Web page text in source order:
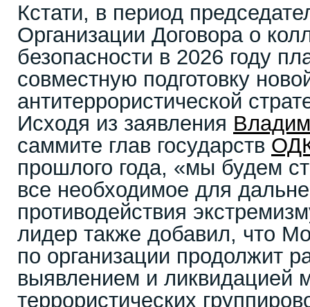
Кстати, в период
Организации Договора о
безопасности в 2026 году
совместную подготовку
антитеррористической
Исходя из заявления
саммите глав государств
прошлого года, «мы будем
все необходимое для
противодействия
лидер также добавил, что
по организации продолжит
выявлением и ликвидацией
террористических